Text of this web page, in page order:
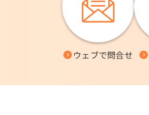
ウェブで問合せ